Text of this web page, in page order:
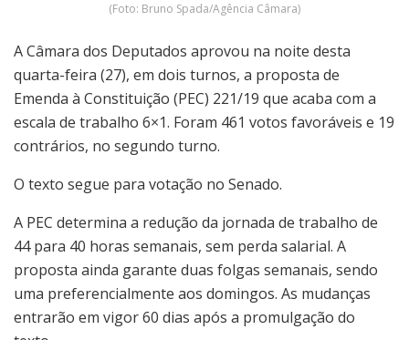
(Foto: Bruno Spada/Agência Câmara)
A Câmara dos Deputados aprovou na noite desta
quarta-feira (27), em dois turnos, a proposta de
Emenda à Constituição (PEC) 221/19 que acaba com a
escala de trabalho 6×1. Foram 461 votos favoráveis e 19
contrários, no segundo turno.
O texto segue para votação no Senado.
A PEC determina a redução da jornada de trabalho de
44 para 40 horas semanais, sem perda salarial. A
proposta ainda garante duas folgas semanais, sendo
uma preferencialmente aos domingos. As mudanças
entrarão em vigor 60 dias após a promulgação do